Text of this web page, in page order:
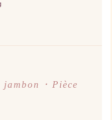
jambon ･ Pièce